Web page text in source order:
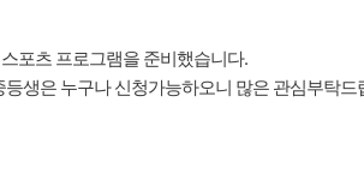
포츠 프로그램을 준비했습니다.
생은 누구나 신청가능하오니 많은 관심부탁드